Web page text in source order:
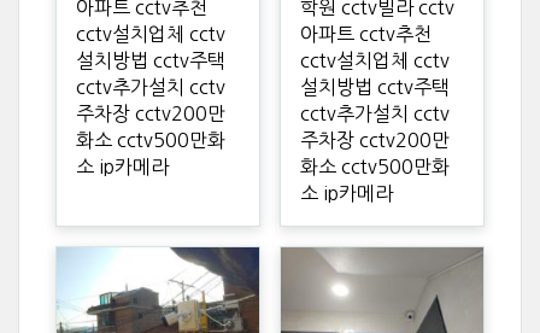
아파트 cctv추천
cctv설치업체 cctv
설치방법 cctv주택
cctv추가설치 cctv
주차장 cctv200만
화소 cctv500만화
소 ip카메라
학원 cctv빌라 cctv
아파트 cctv추천
cctv설치업체 cctv
설치방법 cctv주택
cctv추가설치 cctv
주차장 cctv200만
화소 cctv500만화
소 ip카메라